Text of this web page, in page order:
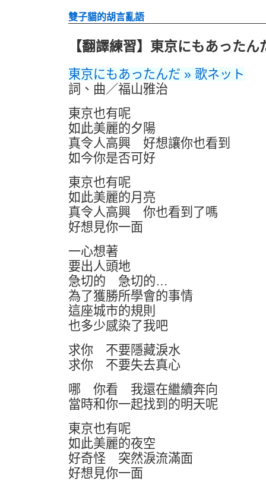
雙子貓的胡言亂語
【翻譯練習】東京にもあった
東京にもあったんだ » 歌ネット
詞、曲／福山雅治
東京也有呢
如此美麗的夕陽
真令人高興 好想讓你也看到
如今你是否可好
東京也有呢
如此美麗的月亮
真令人高興 你也看到了嗎
好想見你一面
一心想著
要出人頭地
急切的 急切的…
為了獲勝所學會的事情
這座城市的規則
也多少感染了我吧
求你 不要隱藏淚水
求你 不要失去真心
哪 你看 我還在繼續奔向
當時和你一起找到的明天呢
東京也有呢
如此美麗的夜空
好奇怪 突然淚流滿面
好想見你一面